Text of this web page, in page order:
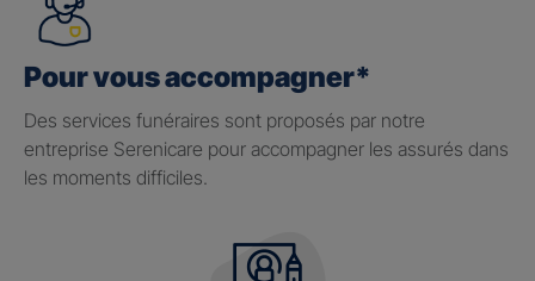
Pour vous accompagner*
Des services funéraires sont proposés par notre
entreprise Serenicare pour accompagner les assurés dans
les moments difficiles.